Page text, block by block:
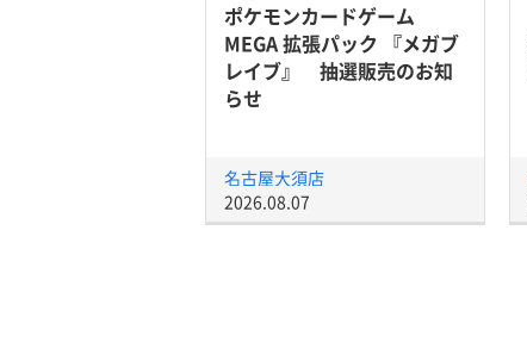
ポケモンカードゲーム
MEGA 拡張パック 『メガブ
レイブ』 抽選販売のお知
らせ
名古屋大須店
2026.08.07